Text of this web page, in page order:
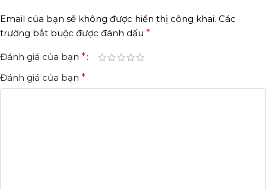
Email của bạn sẽ không được hiển thị công khai. Các
trường bắt buộc được đánh dấu *
Đánh giá của bạn *
Đánh giá của bạn *